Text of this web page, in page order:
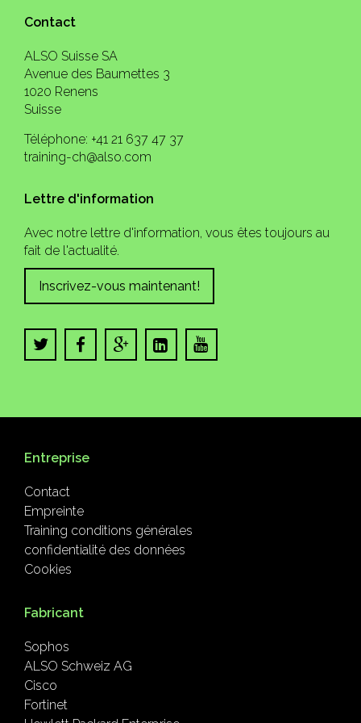
Contact
ALSO Suisse SA
Avenue des Baumettes 3
1020 Renens
Suisse
Téléphone: +41 21 637 47 37
training-ch@also.com
Lettre d'information
Avec notre lettre d'information, vous êtes toujours au
fait de l'actualité.
Inscrivez-vous maintenant!
Entreprise
Contact
Empreinte
Training conditions générales
confidentialité des données
Cookies
Fabricant
Sophos
ALSO Schweiz AG
Cisco
Fortinet